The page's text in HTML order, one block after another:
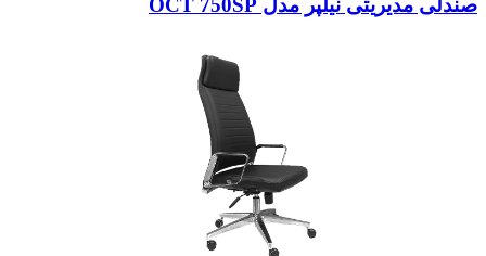
صندلی مدیریتی نیلپر مدل OCT 750SP